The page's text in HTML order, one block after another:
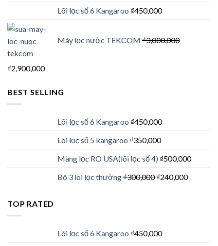
Lõi lọc số 6 Kangaroo ₫450,000
Máy lọc nước TEKCOM ₫3,000,000
₫2,900,000
BEST SELLING
Lõi lọc số 6 Kangaroo ₫450,000
Lõi lọc số 5 kangaroo ₫350,000
Màng lọc RO USA(lõi lọc số 4) ₫500,000
Bô 3 lõi lọc thường₫300,000 ₫240,000
TOP RATED
Lõi lọc số 6 Kangaroo ₫450,000